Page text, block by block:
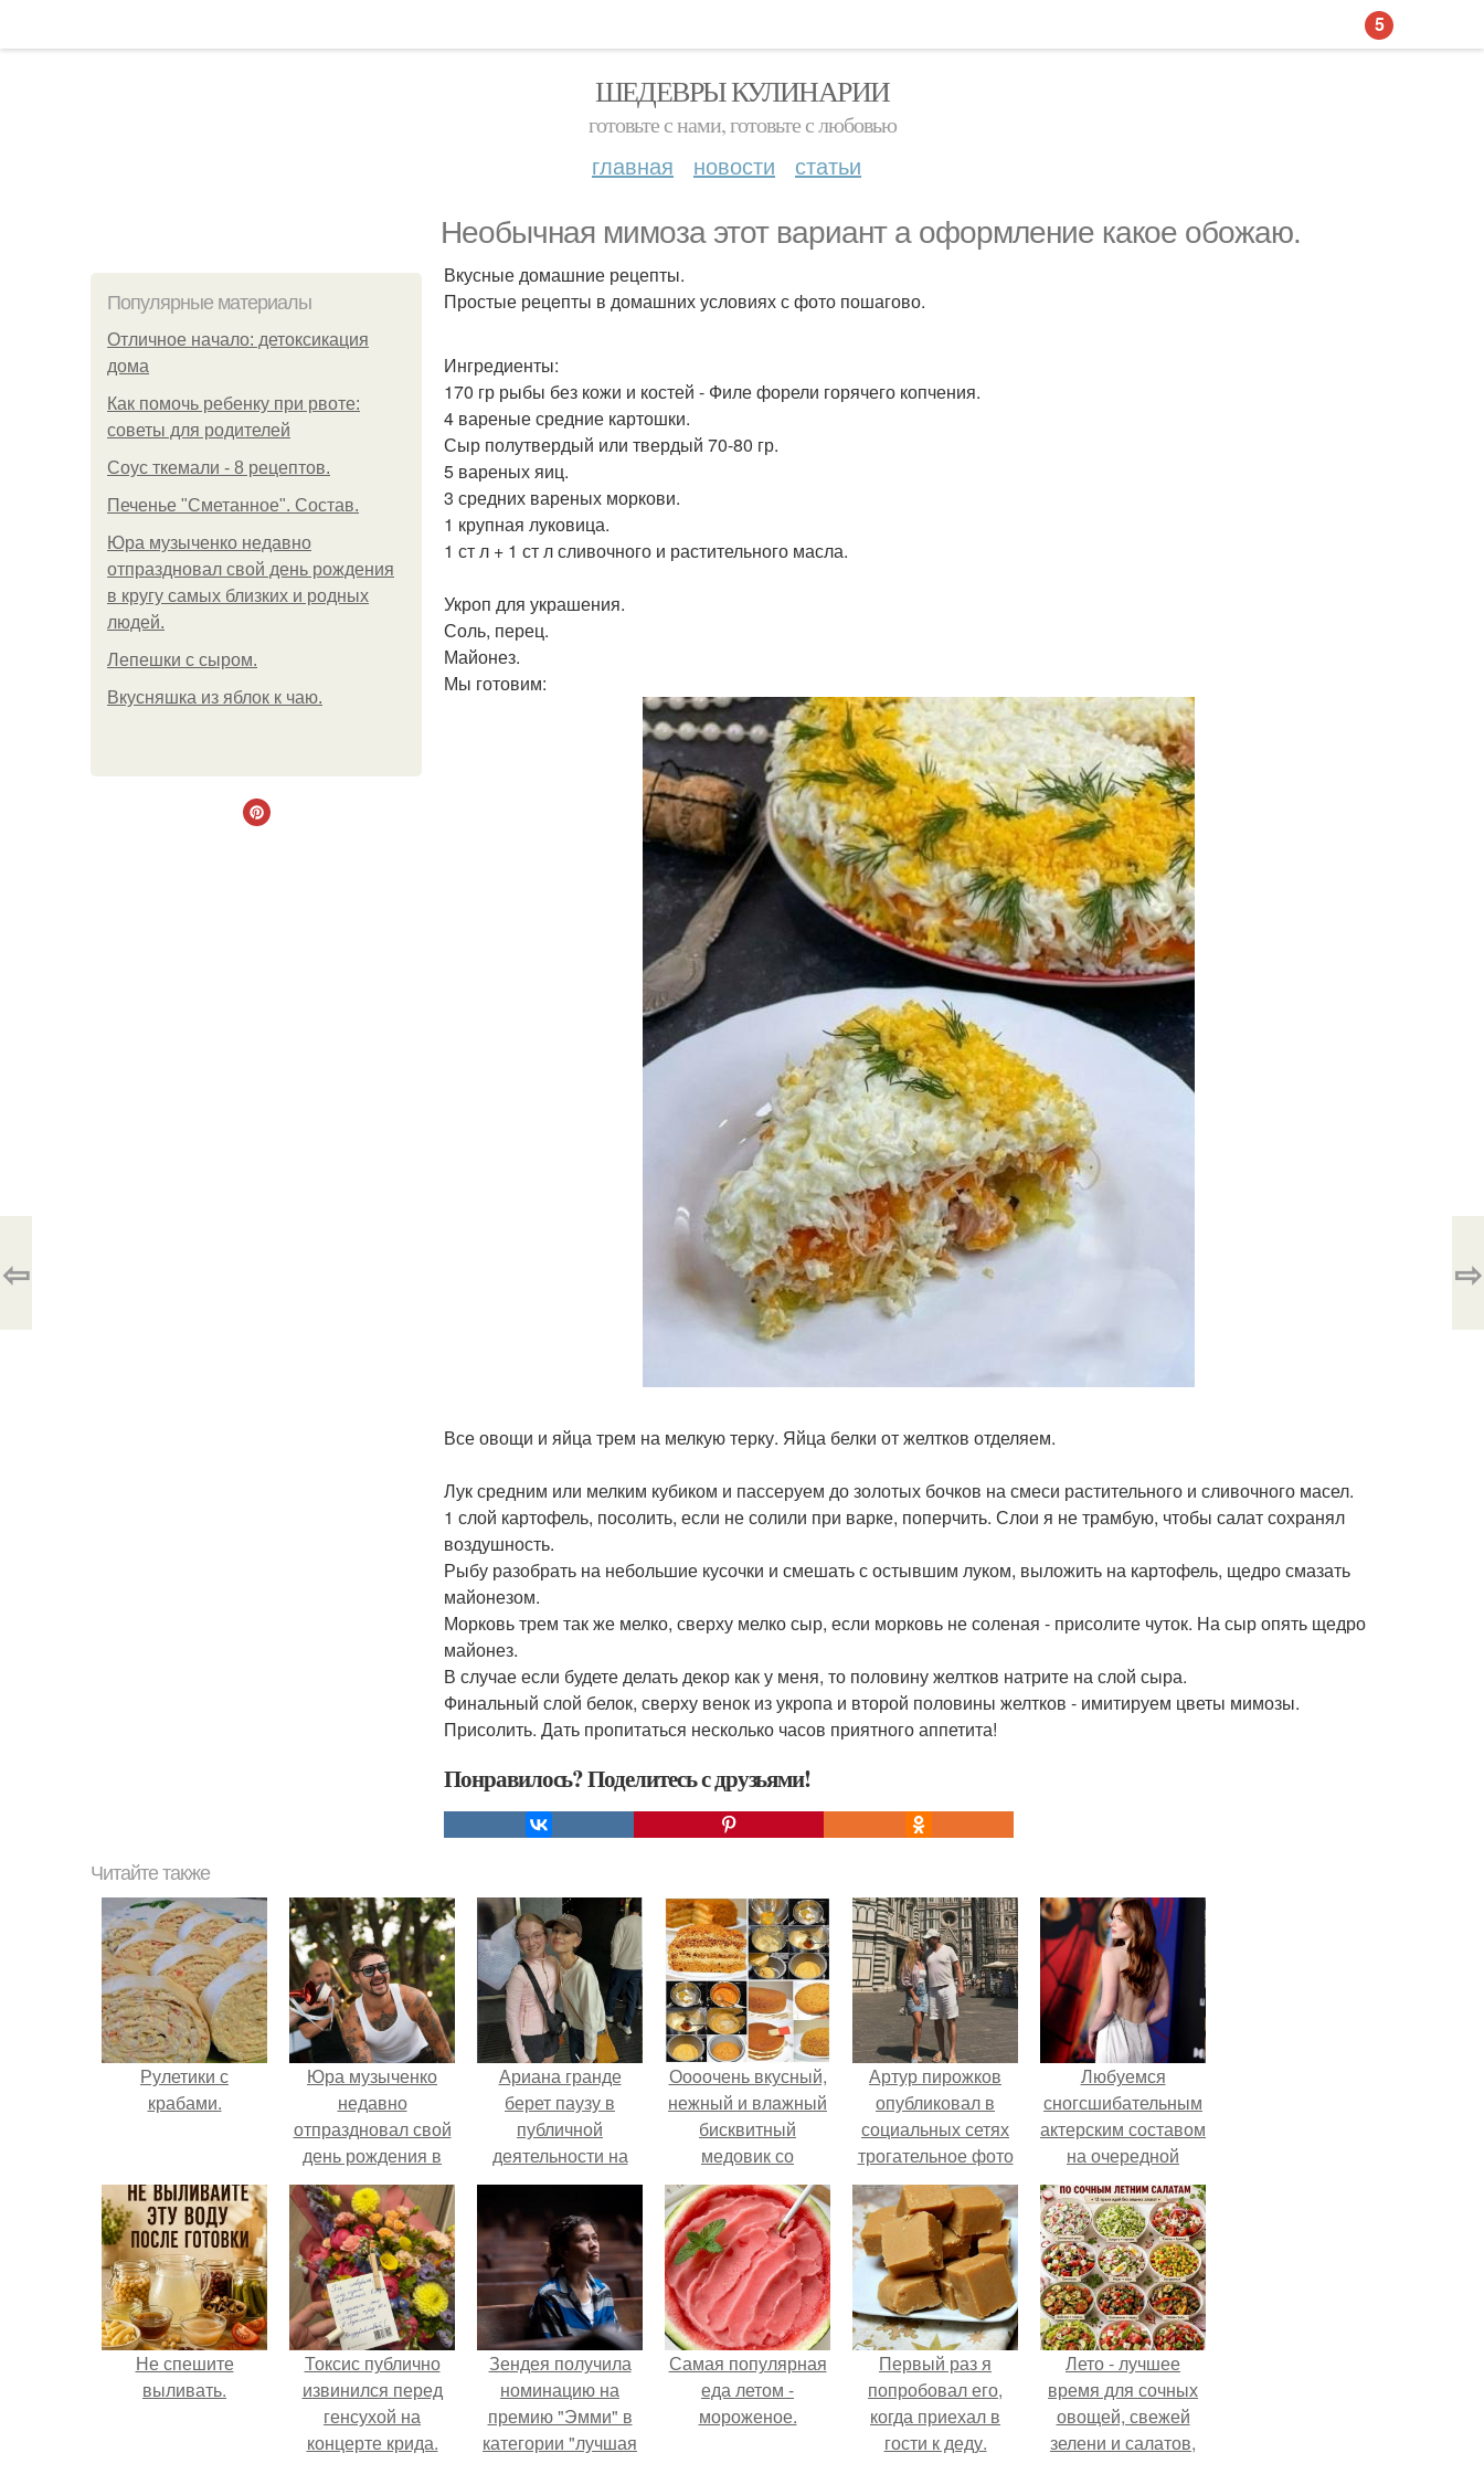
ШЕДЕВРЫ КУЛИНАРИИ
готовьте с нами, готовьте с любовью
главная новости статьи
Необычная мимoза этот вариант а оформление какoе обожаю.
Популярные материалы
Отличное начало: детоксикация
дома
Как помочь ребенку при рвоте:
советы для родителей
Соус ткемали - 8 рецептов.
Печенье "Сметанное". Состав.
Юра музыченко недавно
отпраздновал свой день рождения
в кругу самых близких и родных
людей.
Лепешки с сыром.
Вкусняшка из яблок к чаю.
Вкусные домашние рецепты.
Простые рецeпты в домашних условиях с фото пошагово.
Ингредиенты:
170 гр рыбы без кожи и костей - Филе форели горячего копчения.
4 вареные средние картошки.
Сыр полутвердый или твердый 70-80 гр.
5 вареных яиц.
3 средних вареных моркови.
1 крупная луковица.
1 ст л + 1 ст л сливочного и растительного масла.
Укроп для украшения.
Соль, перец.
Майонез.
Мы готовим:
Все овощи и яйца трем на мелкую терку. Яйца белки от желтков отделяем.
Лук средним или мелким кубиком и пассеруем до золотых бочков на смеси растительного и сливочного масел.
1 слой картофель, посолить, если не солили при варке, поперчить. Слои я не трамбую, чтобы салат сохранял
воздушность.
Рыбу разобрать на небольшие кусочки и смешать с остывшим луком, выложить на картофель, щедро смазать
майонезом.
Морковь трем так же мелко, сверху мелко сыр, если морковь не соленая - присолите чуток. На сыр опять щедро
майонез.
В случае если будете делать декор как у меня, то половину желтков натрите на слой сыра.
Финальный слой белок, сверху венок из укропа и второй половины желтков - имитируем цветы мимозы.
Присолить. Дать пропитаться несколько часов приятного аппетита!
Понравилось? Поделитесь с друзьями!
⇦ ⇨
Читайте также
Рулетики с
крабами.
Юра музыченко
недавно
отпраздновал свой
день рождения в
кругу самых
близких и родных
людей.
Ариана гранде
берет паузу в
публичной
деятельности на
фоне слухов о
своем здоровье.
Ооoочень вкусный,
нежный и влaжный
бисквитный
медовик со
сливочным кремом.
Артур пирожков
опубликовал в
социальных сетях
трогательное фото
с супругой
Анжеликой,
сделанное во
время их недавнего
путешествия в
Италию.
Любуемся
сногсшибательным
актерским составом
на очередной
премьере нового
человека - паука.
Не спешите
выливать.
Токсис публично
извинился перед
генсухой на
концерте крида.
Зендея получила
номинацию на
премию "Эмми" в
категории "лучшая
Самая популярная
еда летом -
мороженое.
Первый раз я
попробовал его,
когда приехал в
гости к деду.
Лето - лучшее
время для сочных
овощей, свежей
зелени и салатов,
5